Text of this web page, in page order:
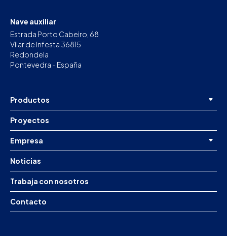
Nave auxiliar
Estrada Porto Cabeiro, 68
Vilar de Infesta 36815
Redondela
Pontevedra - España
Productos
Proyectos
Empresa
Noticias
Trabaja con nosotros
Contacto